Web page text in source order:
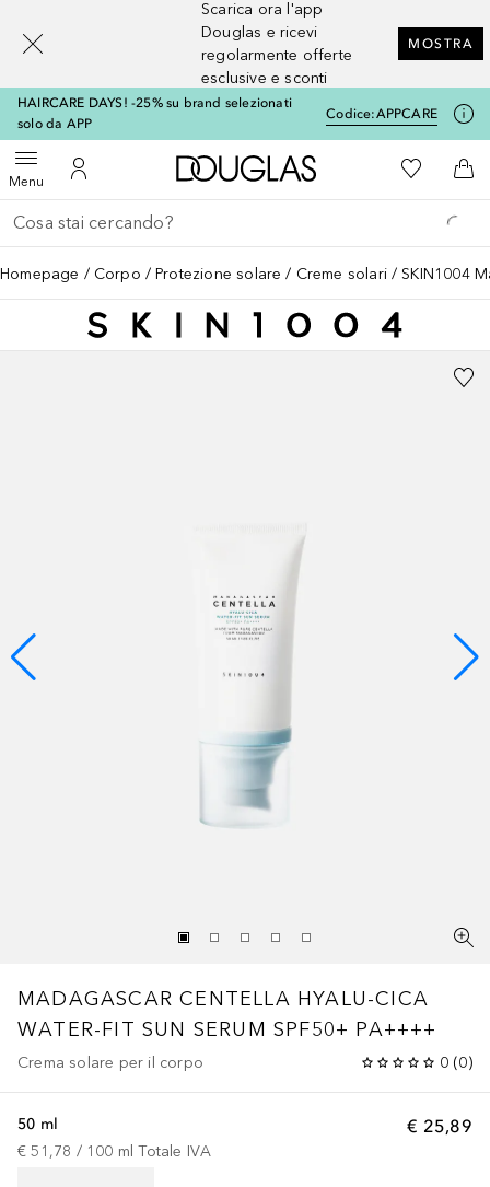
Scarica ora l'app
Douglas e ricevi
regolarmente offerte
esclusive e sconti
MOSTRA
HAIRCARE DAYS! -25% su brand selezionati
solo da APP
Codice:APPCARE
MenuApri menuAl Mio Account
A Douglas HomeAlla Mia
Al
Torna indietro
Esegui ricerca
Homepage Corpo Protezione solare Creme solari SKIN1004
MADAGASCAR CENTELLA HYALU-CICA
WATER-FIT SUN SERUM SPF50+ PA++++
Crema solare per il corpo 0 (0)
€ 25,89
50 ml
€ 51,78 / 100 ml Totale IVA
[navigation.slideout.screenreader]